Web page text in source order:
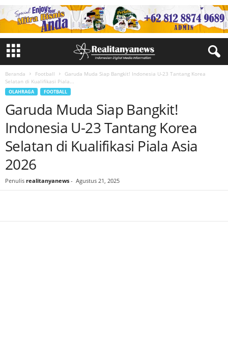
Beranda Football
Garuda Muda Siap Bangkit! Indonesia U-23 Tantang Korea
Selatan di Kualifikasi Piala...
OLAHRAGA FOOTBALL
Garuda Muda Siap Bangkit!
Indonesia U-23 Tantang Korea
Selatan di Kualifikasi Piala Asia
2026
Penulis realitanyanews - Agustus 21, 2025